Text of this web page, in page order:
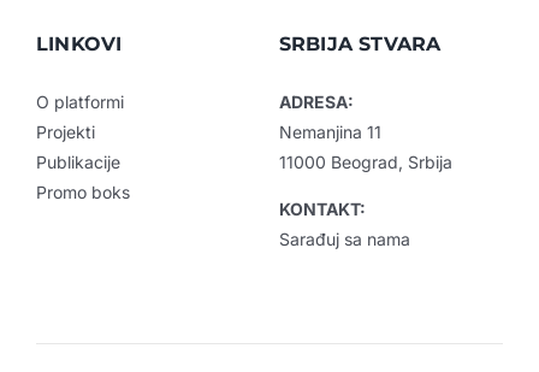
LINKOVI
O platformi
Projekti
Publikacije
Promo boks
SRBIJA STVARA
ADRESA:
Nemanjina 11
11000 Beograd, Srbija
KONTAKT:
Sarađuj sa nama